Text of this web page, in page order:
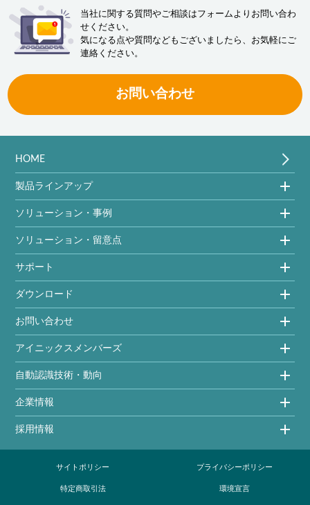
当社に関する質問やご相談はフォームよりお問い合わ
せください。
気になる点や質問などもございましたら、お気軽にご
連絡ください。
お問い合わせ
HOME
製品ラインアップ
ソリューション・事例
ソリューション・留意点
サポート
ダウンロード
お問い合わせ
アイニックスメンバーズ
自動認識技術・動向
企業情報
採用情報
サイトポリシー プライバシーポリシー
特定商取引法 環境宣言